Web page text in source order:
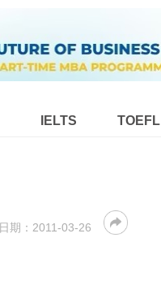
IELTS TOEFL
日期： 2011-03-26